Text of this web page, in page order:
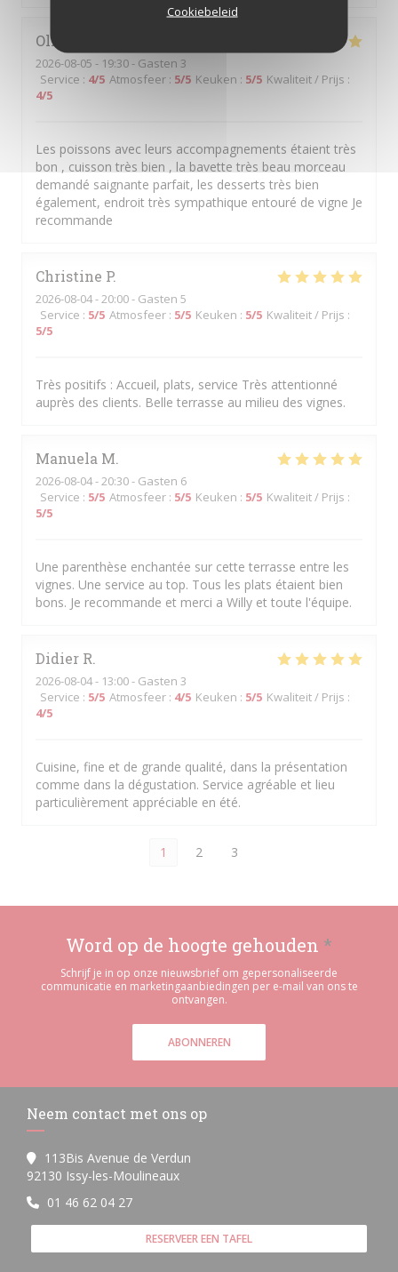
Cookiebeleid
Olivier
2026-08-05 - 19:30 - Gasten 3
Service : 4/5 Atmosfeer : 5/5 Keuken : 5/5 Kwaliteit / Prijs :
4/5
Les poissons avec leurs accompagnements étaient très
bon , cuisson très bien , la bavette très beau morceau
demandé saignante parfait, les desserts très bien
également, endroit très sympathique entouré de vigne Je
recommande
Christine P
2026-08-04- 20:00 - Gasten 5
Service : 5/5 Atmosfeer : 5/5 Keuken : 5/5 Kwaliteit / Prijs :
5/5
Très positifs : Accueil, plats, service Très attentionné
auprès des clients. Belle terrasse au milieu des vignes.
Manuela M
2026-08-04- 20:30 - Gasten 6
Service : 5/5 Atmosfeer : 5/5 Keuken : 5/5 Kwaliteit / Prijs :
5/5
Une parenthèse enchantée sur cette terrasse entre les
vignes. Une service au top. Tous les plats étaient bien
bons. Je recommande et merci a Willy et toute l'équipe.
Didier R
2026-08-04- 13:00 - Gasten 3
Service : 5/5 Atmosfeer : 4/5 Keuken : 5/5 Kwaliteit / Prijs :
4/5
Cuisine, fine et de grande qualité, dans la présentation
comme dans la dégustation. Service agréable et lieu
particulièrement appréciable en été.
1 2 3
Word op de hoogte gehouden *
Schrijf je in op onze nieuwsbrief om gepersonaliseerde
communicatie en marketingaanbiedingen per e-mail van ons te
ontvangen.
ABONNEREN
Neem contact met ons op
113Bis Avenue de Verdun
92130 Issy-les-Moulineaux((opent in een nieuw venster))
01 46 62 04 27
RESERVEER EEN TAFEL